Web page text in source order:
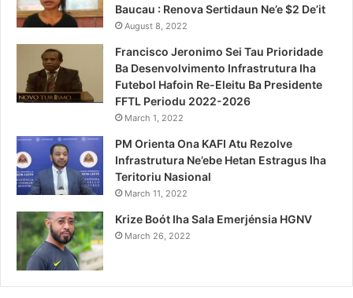
Baucau : Renova Sertidaun Ne’e $2 De’it
August 8, 2022
Francisco Jeronimo Sei Tau Prioridade
Ba Desenvolvimento Infrastrutura Iha
Futebol Hafoin Re-Eleitu Ba Presidente
FFTL Periodu 2022-2026
March 1, 2022
PM Orienta Ona KAFI Atu Rezolve
Infrastrutura Ne’ebe Hetan Estragus Iha
Teritoriu Nasional
March 11, 2022
Krize Boót Iha Sala Emerjénsia HGNV
March 26, 2022